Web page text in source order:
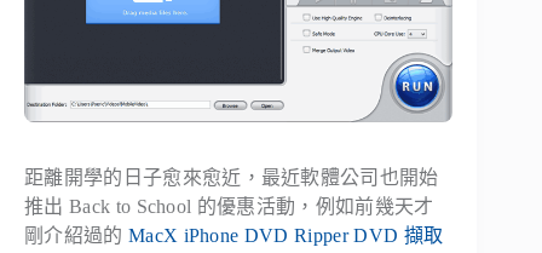
距離開學的日子愈來愈近，最近軟體公司也開始
推出 Back to School 的優惠活動，例如前幾天才
剛介紹過的 MacX iPhone DVD Ripper DVD 擷取